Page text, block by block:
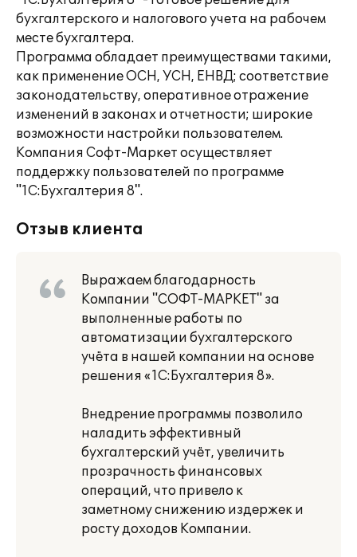
бухгалтерского и налогового учета на рабочем
месте бухгалтера.
Программа обладает преимуществами такими,
как применение ОСН, УСН, ЕНВД; соответствие
законодательству, оперативное отражение
изменений в законах и отчетности; широкие
возможности настройки пользователем.
Компания Софт-Маркет осуществляет
поддержку пользователей по программе
"1С:Бухгалтерия 8".
Отзыв клиента
Выражаем благодарность
Компании "СОФТ-МАРКЕТ" за
выполненные работы по
автоматизации бухгалтерского
учёта в нашей компании на основе
решения «1С:Бухгалтерия 8».
Внедрение программы позволило
наладить эффективный
бухгалтерский учёт, увеличить
прозрачность финансовых
операций, что привело к
заметному снижению издержек и
росту доходов Компании.